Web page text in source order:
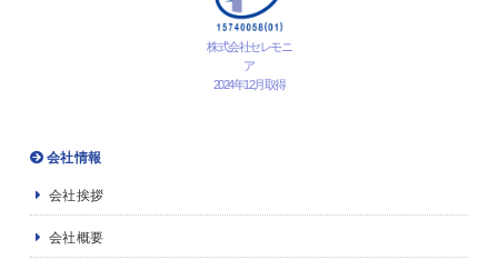
株式会社セレモニ
ア
2024年12月取得
会社情報
会社挨拶
会社概要